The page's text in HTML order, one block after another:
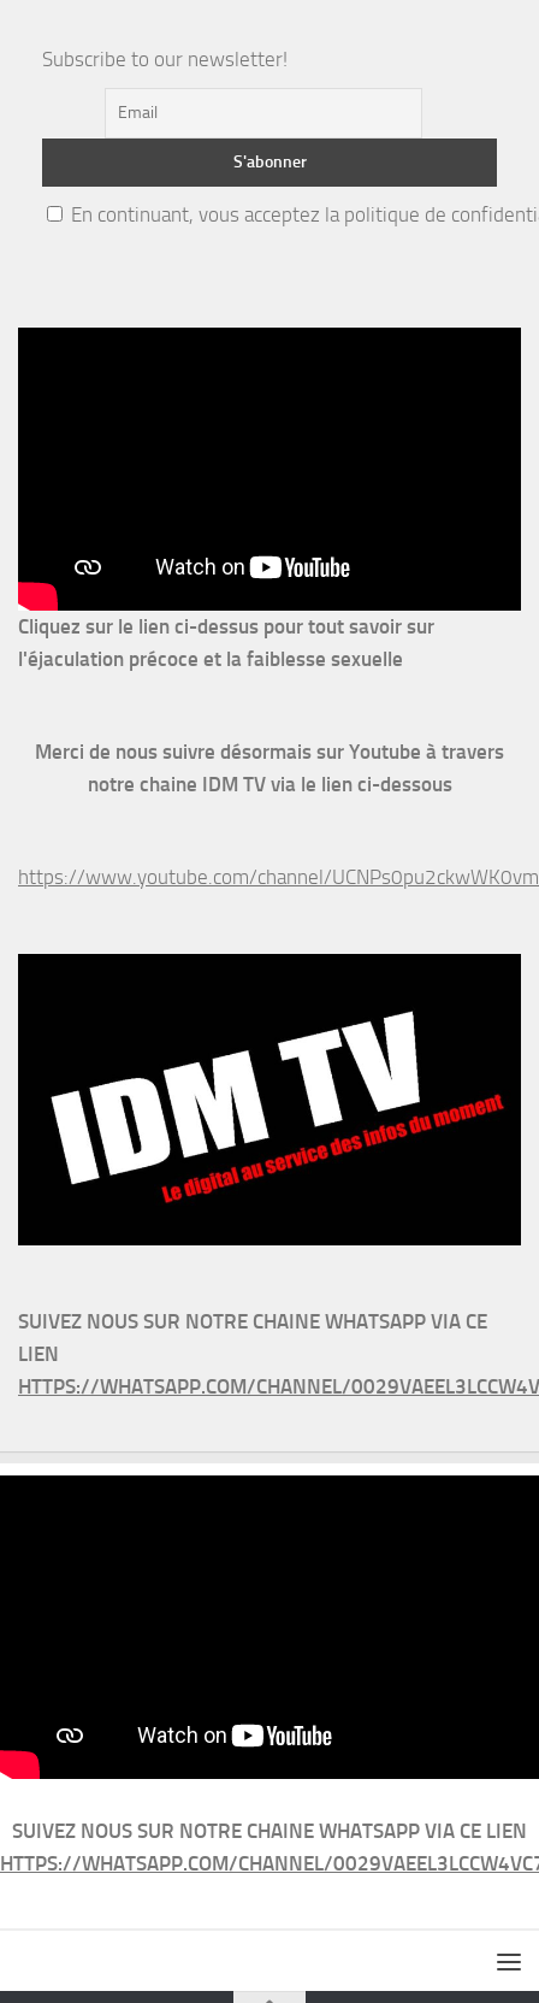
Subscribe to our newsletter!
En continuant, vous acceptez la politique de
Cliquez sur le lien ci-dessus pour tout savoir sur
l'éjaculation précoce et la faiblesse sexuelle
Merci de nous suivre désormais sur Youtube à travers
notre chaine IDM TV via le lien ci-dessous
https://www.youtube.com/channel/
SUIVEZ NOUS SUR NOTRE CHAINE WHATSAPP VIA CE
LIEN
HTTPS://WHATSAPP.COM/CHANNEL/
SUIVEZ NOUS SUR NOTRE CHAINE WHATSAPP VIA CE LIEN
HTTPS://WHATSAPP.COM/CHANNEL/